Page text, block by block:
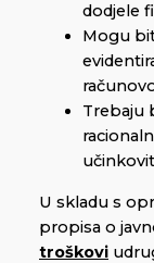
dodjele
Mogu
Trebaju
U skladu s
propisa o
troškovi